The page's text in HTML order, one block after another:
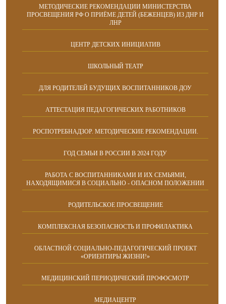
МЕТОДИЧЕСКИЕ РЕКОМЕНДАЦИИ МИНИСТЕРСТВА
ПРОСВЕЩЕНИЯ РФ О ПРИЁМЕ ДЕТЕЙ (БЕЖЕНЦЕВ) ИЗ ДНР И
ЛНР
ЦЕНТР ДЕТСКИХ ИНИЦИАТИВ
ШКОЛЬНЫЙ ТЕАТР
ДЛЯ РОДИТЕЛЕЙ БУДУЩИХ ВОСПИТАННИКОВ ДОУ
АТТЕСТАЦИЯ ПЕДАГОГИЧЕСКИХ РАБОТНИКОВ
РОСПОТРЕБНАДЗОР. МЕТОДИЧЕСКИЕ РЕКОМЕНДАЦИИ.
ГОД СЕМЬИ В РОССИИ В 2024 ГОДУ
РАБОТА С ВОСПИТАННИКАМИ И ИХ СЕМЬЯМИ,
НАХОДЯЩИМИСЯ В СОЦИАЛЬНО - ОПАСНОМ ПОЛОЖЕНИИ
РОДИТЕЛЬСКОЕ ПРОСВЕЩЕНИЕ
КОМПЛЕКСНАЯ БЕЗОПАСНОСТЬ И ПРОФИЛАКТИКА
ОБЛАСТНОЙ СОЦИАЛЬНО-ПЕДАГОГИЧЕСКИЙ ПРОЕКТ
«ОРИЕНТИРЫ ЖИЗНИ!»
МЕДИЦИНСКИЙ ПЕРИОДИЧЕСКИЙ ПРОФОСМОТР
МЕДИАЦЕНТР